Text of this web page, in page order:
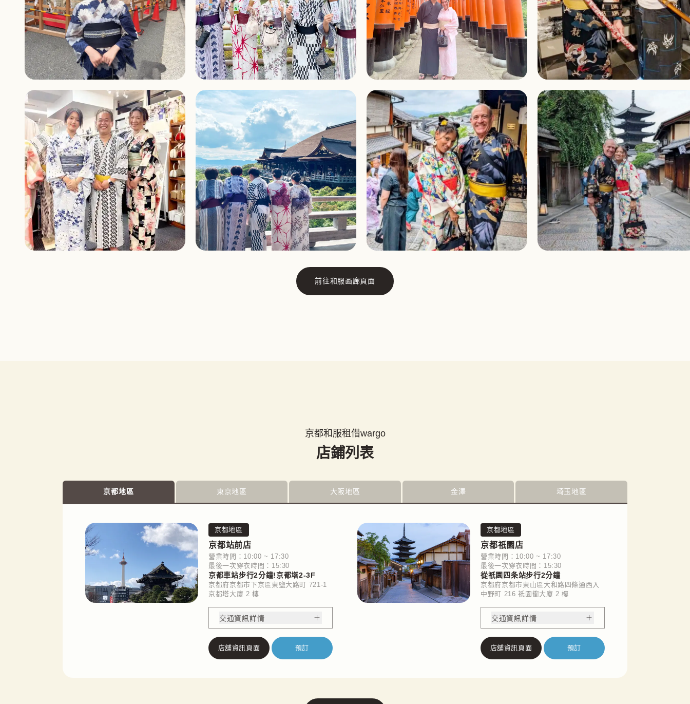
前往和服画廊頁面
京都和服租借wargo
店鋪列表
京都地區 東京地區 大阪地區 金澤 埼玉地區
京都地區
京都站前店
營業時間：10:00 ~ 17:30
最後一次穿衣時間：15:30
京都車站步行2分鐘!京都塔2-3F
京都府京都市下京區東鹽大路町 721-1
京都塔大廈 2 樓
交通資訊詳情
店舖資訊頁面 預訂
京都地區
京都祇園店
營業時間：10:00 ~ 17:30
最後一次穿衣時間：15:30
從祇園四条站步行2分鐘
京都府京都市東山區大和路四條通西入
中野町 216 祗園衝大廈 2 樓
交通資訊詳情
店舖資訊頁面 預訂